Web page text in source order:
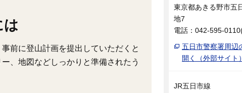
は
前に登山計画を提出していただくと
、地図などしっかりと準備されたう
東京都あきる野市五
地7
電話：042-595-
五日市警察署周辺
開く（外部サイト
JR五日市線